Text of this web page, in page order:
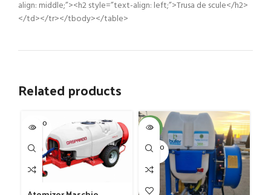
align: middle;”><h2 style=”text-align: left;”>Trusa de scule</h2>
</td></tr></tbody></table>
Related products
SOLD O
UT -4%
SOLD O
UT